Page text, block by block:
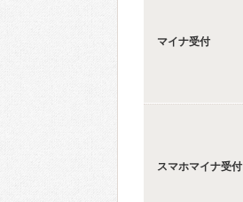
マイナ受付
スマホマイナ受付